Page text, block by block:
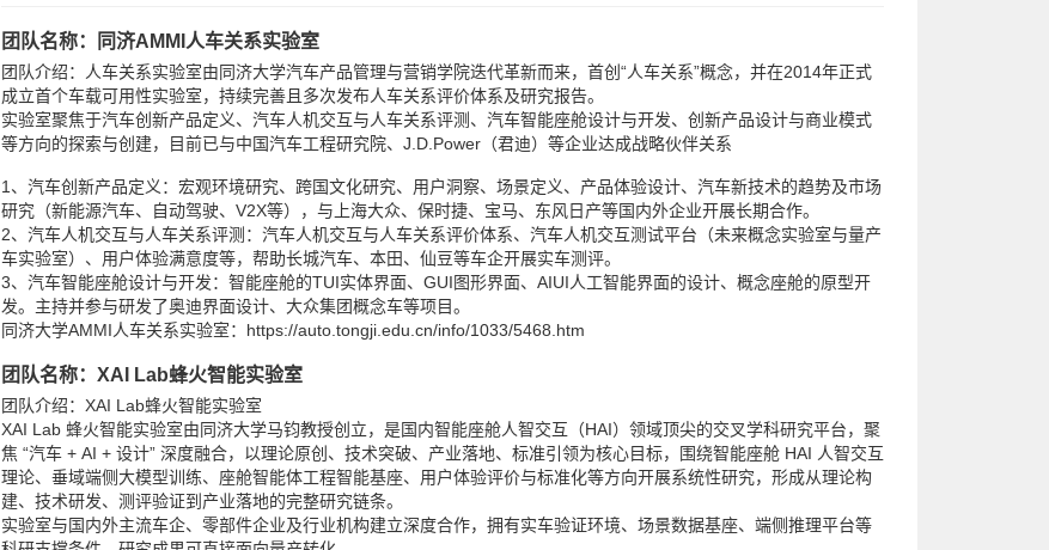
团队名称：同济AMMI人车关系实验室
团队介绍：人车关系实验室由同济大学汽车产品管理与营销学院迭代革新而来，首创“人车关系”概念，并在2014年正式
成立首个车载可用性实验室，持续完善且多次发布人车关系评价体系及研究报告。
实验室聚焦于汽车创新产品定义、汽车人机交互与人车关系评测、汽车智能座舱设计与开发、创新产品设计与商业模式
等方向的探索与创建，目前已与中国汽车工程研究院、J.D.Power（君迪）等企业达成战略伙伴关系
1、汽车创新产品定义：宏观环境研究、跨国文化研究、用户洞察、场景定义、产品体验设计、汽车新技术的趋势及市场
研究（新能源汽车、自动驾驶、V2X等），与上海大众、保时捷、宝马、东风日产等国内外企业开展长期合作。
2、汽车人机交互与人车关系评测：汽车人机交互与人车关系评价体系、汽车人机交互测试平台（未来概念实验室与量产
车实验室）、用户体验满意度等，帮助长城汽车、本田、仙豆等车企开展实车测评。
3、汽车智能座舱设计与开发：智能座舱的TUI实体界面、GUI图形界面、AIUI人工智能界面的设计、概念座舱的原型开
发。主持并参与研发了奥迪界面设计、大众集团概念车等项目。
同济大学AMMI人车关系实验室：https://auto.tongji.edu.cn/info/1033/5468.htm
团队名称：XAI Lab蜂火智能实验室
团队介绍：XAI Lab蜂火智能实验室
XAI Lab 蜂火智能实验室由同济大学马钧教授创立，是国内智能座舱人智交互（HAI）领域顶尖的交叉学科研究平台，聚
焦 “汽车 + AI + 设计” 深度融合，以理论原创、技术突破、产业落地、标准引领为核心目标，围绕智能座舱 HAI 人智交互
理论、垂域端侧大模型训练、座舱智能体工程智能基座、用户体验评价与标准化等方向开展系统性研究，形成从理论构
建、技术研发、测评验证到产业落地的完整研究链条。
实验室与国内外主流车企、零部件企业及行业机构建立深度合作，拥有实车验证环境、场景数据基座、端侧推理平台等